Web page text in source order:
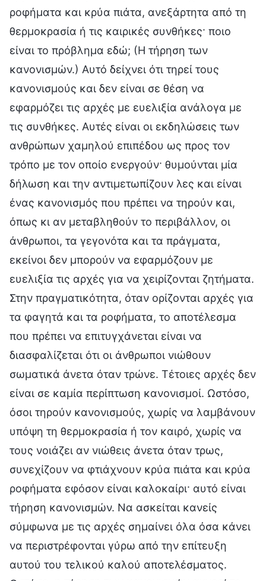
ροφήματα και κρύα πιάτα, ανεξάρτητα από τη
θερμοκρασία ή τις καιρικές συνθήκες· ποιο
είναι το πρόβλημα εδώ; (Η τήρηση των
κανονισμών.) Αυτό δείχνει ότι τηρεί τους
κανονισμούς και δεν είναι σε θέση να
εφαρμόζει τις αρχές με ευελιξία ανάλογα με
τις συνθήκες. Αυτές είναι οι εκδηλώσεις των
ανθρώπων χαμηλού επιπέδου ως προς τον
τρόπο με τον οποίο ενεργούν· θυμούνται μία
δήλωση και την αντιμετωπίζουν λες και είναι
ένας κανονισμός που πρέπει να τηρούν και,
όπως κι αν μεταβληθούν το περιβάλλον, οι
άνθρωποι, τα γεγονότα και τα πράγματα,
εκείνοι δεν μπορούν να εφαρμόζουν με
ευελιξία τις αρχές για να χειρίζονται ζητήματα.
Στην πραγματικότητα, όταν ορίζονται αρχές για
τα φαγητά και τα ροφήματα, το αποτέλεσμα
που πρέπει να επιτυγχάνεται είναι να
διασφαλίζεται ότι οι άνθρωποι νιώθουν
σωματικά άνετα όταν τρώνε. Τέτοιες αρχές δεν
είναι σε καμία περίπτωση κανονισμοί. Ωστόσο,
όσοι τηρούν κανονισμούς, χωρίς να λαμβάνουν
υπόψη τη θερμοκρασία ή τον καιρό, χωρίς να
τους νοιάζει αν νιώθεις άνετα όταν τρως,
συνεχίζουν να φτιάχνουν κρύα πιάτα και κρύα
ροφήματα εφόσον είναι καλοκαίρι· αυτό είναι
τήρηση κανονισμών. Να ασκείται κανείς
σύμφωνα με τις αρχές σημαίνει όλα όσα κάνει
να περιστρέφονται γύρω από την επίτευξη
αυτού του τελικού καλού αποτελέσματος.